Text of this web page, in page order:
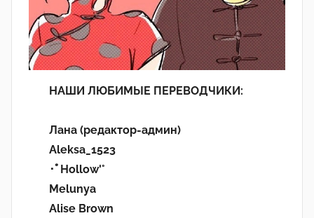
НАШИ ЛЮБИМЫЕ ПЕРЕВОДЧИКИ:
Лана (редактор-админ)
Aleksa_1523
･ﾟHollow'°
Melunya
Alise Brown